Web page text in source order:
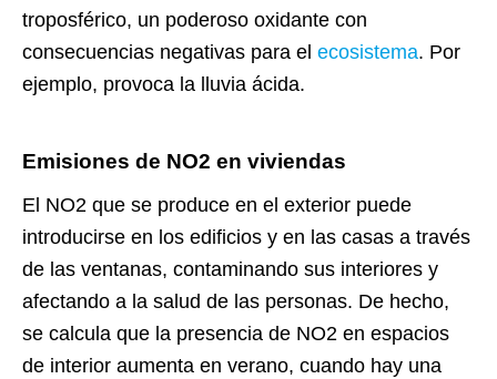
troposférico, un poderoso oxidante con
consecuencias negativas para el ecosistema. Por
ejemplo, provoca la lluvia ácida.
Emisiones de NO2 en viviendas
El NO2 que se produce en el exterior puede
introducirse en los edificios y en las casas a través
de las ventanas, contaminando sus interiores y
afectando a la salud de las personas. De hecho,
se calcula que la presencia de NO2 en espacios
de interior aumenta en verano, cuando hay una